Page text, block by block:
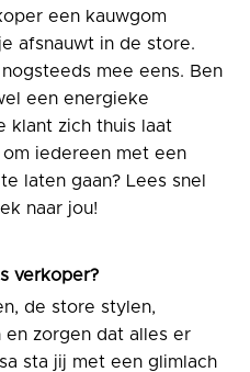
een kauwgom
afsnauwt in de store.
mee eens. Ben
een energieke
klant zich thuis laat
iedereen met een
laten gaan? Lees snel
naar jou!
verkoper?
de store stylen,
en zorgen dat alles er
sta jij met een glimlach